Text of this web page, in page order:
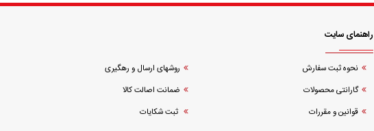
راهنمای سایت
نحوه ثبت سفارش
روشهای ارسال و رهگیری
گارانتی محصولات
ضمانت اصالت کالا
قوانین و مقررات
ثبت شکایات